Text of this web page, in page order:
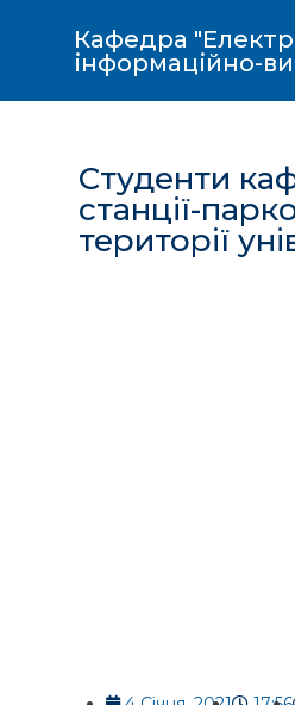
Кафедра
інформаційно-
Студенти
станції-
території